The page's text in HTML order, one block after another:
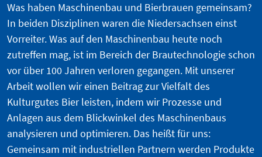
Was haben Maschinenbau und Bierbrauen gemeinsam?
In beiden Disziplinen waren die Niedersachsen einst
Vorreiter. Was auf den Maschinenbau heute noch
zutreffen mag, ist im Bereich der Brautechnologie schon
vor über 100 Jahren verloren gegangen. Mit unserer
Arbeit wollen wir einen Beitrag zur Vielfalt des
Kulturgutes Bier leisten, indem wir Prozesse und
Anlagen aus dem Blickwinkel des Maschinenbaus
analysieren und optimieren. Das heißt für uns:
Gemeinsam mit industriellen Partnern werden Produkte